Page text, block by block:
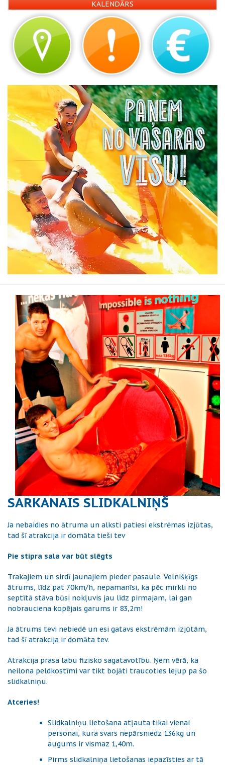
KALENDĀRS
SARKANAIS SLIDKALNIŅŠ
Ja nebaidies no ātruma un alksti patiesi ekstrēmas izjūtas,
tad šī atrakcija ir domāta tieši tev
Pie stipra sala var būt slēgts
Trakajiem un sirdī jaunajiem pieder pasaule. Velnišķīgs
ātrums, līdz pat 70km/h, nepamanīsi, ka pēc mirkli no
septītā stāva būsi nokļuvis jau līdz pirmajam, lai gan
nobrauciena kopējais garums ir 83,2m!
Ja ātrums tevi nebiedē un esi gatavs ekstrēmām izjūtām,
tad šī atrakcija ir domāta tev.
Atrakcija prasa labu fizisko sagatavotību. Ņem vērā, ka
neilona peldkostīmi var tikt bojāti traucoties lejup pa šo
slidkalniņu.
Atceries!
Slidkalniņu lietošana atļauta tikai vienai
personai, kura svars nepārsniedz 136kg un
augums ir vismaz 1,40m.
Pirms slidkalniņa lietošanas iepazīsties ar tā